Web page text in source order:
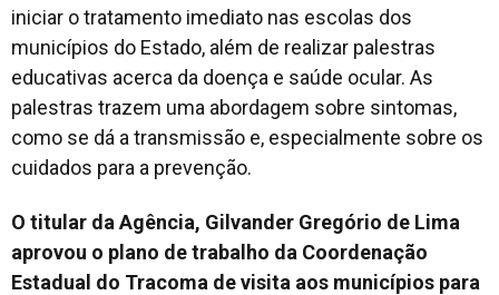
iniciar o tratamento imediato nas escolas dos
municípios do Estado, além de realizar palestras
educativas acerca da doença e saúde ocular. As
palestras trazem uma abordagem sobre sintomas,
como se dá a transmissão e, especialmente sobre os
cuidados para a prevenção.
O titular da Agência, Gilvander Gregório de Lima
aprovou o plano de trabalho da Coordenação
Estadual do Tracoma de visita aos municípios para